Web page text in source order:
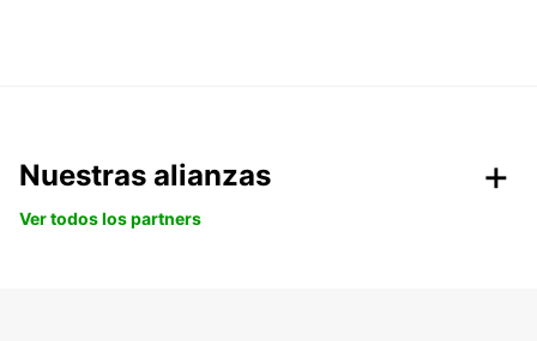
Nuestras alianzas
Ver todos los partners